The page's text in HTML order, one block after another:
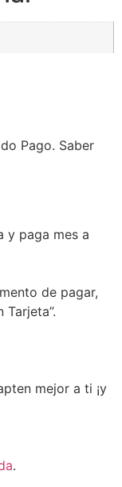
Pago. Saber
y paga mes a
de pagar,
Tarjeta”.
mejor a ti ¡y
.